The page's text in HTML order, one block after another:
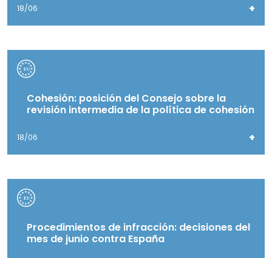
18/06 +
Cohesión: posición del Consejo sobre la
revisión intermedia de la política de cohesión
18/06 +
Procedimientos de infracción: decisiones del
mes de junio contra España